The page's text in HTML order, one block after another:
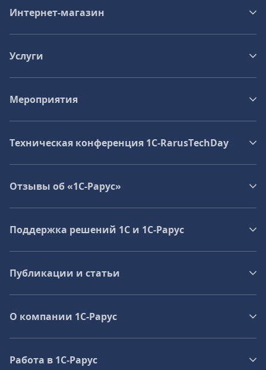
Интернет-магазин
Услуги
Мероприятия
Техническая конференция 1C‑RarusTechDay
Отзывы об «1С-Рарус»
Поддержка решений 1С и 1С‑Рарус
Публикации и статьи
О компании 1C-Рарус
Работа в 1С‑Рарус